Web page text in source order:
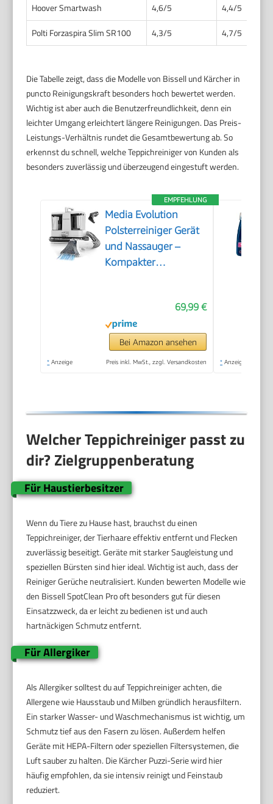
Hoover Smartwash
4,6/5
4,4/5
Polti Forzaspira Slim SR100
4,3/5 4,7/5
Die Tabelle zeigt, dass die Modelle von Bissell und Kärcher in
puncto Reinigungskraft besonders hoch bewertet werden.
Wichtig ist aber auch die Benutzerfreundlichkeit, denn ein
leichter Umgang erleichtert längere Reinigungen. Das Preis-
Leistungs-Verhältnis rundet die Gesamtbewertung ab. So
erkennst du schnell, welche Teppichreiniger von Kunden als
besonders zuverlässig und überzeugend eingestuft werden.
EMPFEHLUNG
Media Evolution
Polsterreiniger Gerät
und Nassauger –
Kompakter
Waschsauger für
Teppich, Polster
Autositze & Sofa
69,99 €
Bei Amazon ansehen
* Anzeige Preis inkl. MwSt., zzgl. Versandkosten * Anzeige
Welcher Teppichreiniger passt zu
dir? Zielgruppenberatung
Für Haustierbesitzer
Wenn du Tiere zu Hause hast, brauchst du einen
Teppichreiniger, der Tierhaare effektiv entfernt und Flecken
zuverlässig beseitigt. Geräte mit starker Saugleistung und
speziellen Bürsten sind hier ideal. Wichtig ist auch, dass der
Reiniger Gerüche neutralisiert. Kunden bewerten Modelle wie
den Bissell SpotClean Pro oft besonders gut für diesen
Einsatzzweck, da er leicht zu bedienen ist und auch
hartnäckigen Schmutz entfernt.
Für Allergiker
Als Allergiker solltest du auf Teppichreiniger achten, die
Allergene wie Hausstaub und Milben gründlich herausfiltern.
Ein starker Wasser- und Waschmechanismus ist wichtig, um
Schmutz tief aus den Fasern zu lösen. Außerdem helfen
Geräte mit HEPA-Filtern oder speziellen Filtersystemen, die
Luft sauber zu halten. Die Kärcher Puzzi-Serie wird hier
häufig empfohlen, da sie intensiv reinigt und Feinstaub
reduziert.